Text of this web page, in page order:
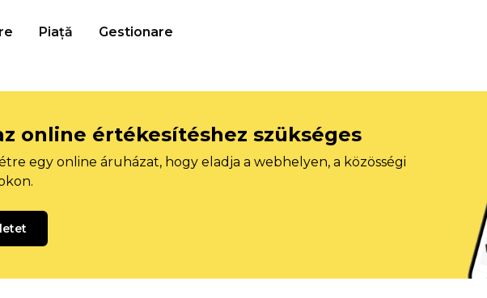
Piață Gestionare
online értékesítéshez szükséges
egy online áruházat, hogy eladja a webhelyen, a közösségi